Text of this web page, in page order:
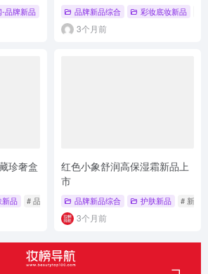
-品牌新品 # 彩妆底妆新品 # 控油持妆 # 超夯瓶粉底液
品牌新品综合 彩妆底妆新品
3个月前
珍奢盒
新品 # 品牌新品综合 # 护肤新品 # 新品上市
红色小象舒润高保湿霜新品上
市
品牌新品综合 护肤新品 # 新品
3个月前